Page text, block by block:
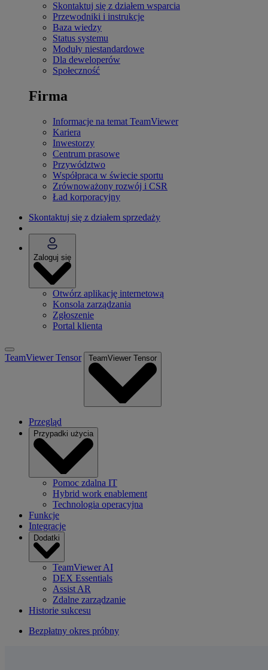
Skontaktuj się z działem wsparcia
Przewodniki i instrukcje
Baza wiedzy
Status systemu
Moduły niestandardowe
Dla deweloperów
Społeczność
Firma
Informacje na temat TeamViewer
Kariera
Inwestorzy
Centrum prasowe
Przywództwo
Współpraca w świecie sportu
Zrównoważony rozwój i CSR
Ład korporacyjny
Skontaktuj się z działem sprzedaży
Zaloguj się
Otwórz aplikację internetową
Konsola zarządzania
Zgłoszenie
Portal klienta
TeamViewer Tensor TeamViewer Tensor
Przegląd
Przypadki użycia
Pomoc zdalna IT
Hybrid work enablement
Technologia operacyjna
Funkcje
Integracje
Dodatki
TeamViewer AI
DEX Essentials
Assist AR
Zdalne zarządzanie
Historie sukcesu
Bezpłatny okres próbny